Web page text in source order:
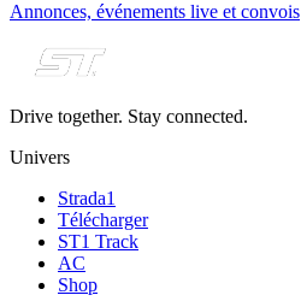
Annonces, événements live et convois
Drive together. Stay connected.
Univers
Strada1
Télécharger
ST1 Track
AC
Shop